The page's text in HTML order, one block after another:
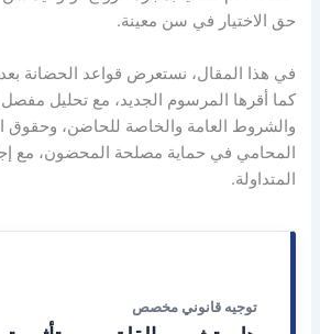
حق الاختيار في سن معينة.
في هذا المقال، نستعرض قواعد الحضانة
كما أقرها المرسوم الجديد، مع تحليل مفصل
والشروط العامة والخاصة للحاضن، وحقوق
المحامي في حماية مصلحة المحضون، مع
المتداولة.
توجيه قانوني مخصص